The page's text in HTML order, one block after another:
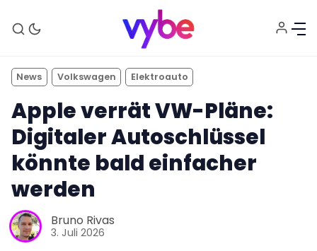
News Volkswagen Elektroauto
Apple verrät VW-Pläne:
Digitaler Autoschlüssel
könnte bald einfacher
werden
Bruno Rivas
3. Juli 2026